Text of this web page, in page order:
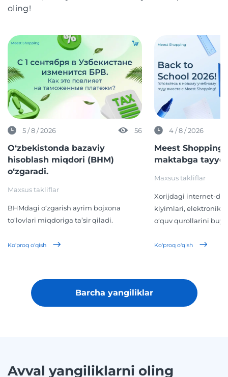
oling!
5 / 8 / 2026 56
O‘zbekistonda bazaviy
hisoblash miqdori (BHM)
o‘zgaradi.
Maxsus takliflar
BHMdagi o‘zgarish ayrim bojxona
to‘lovlari miqdoriga ta’sir qiladi.
Ko'proq o'qish
4 / 8 / 2026
Meest Shopping
maktabga
Maxsus takliflar
Xorijdagi internet-
kiyimlari, elektronika,
o‘quv qurollarini
Ko'proq o'qish
Barcha yangiliklar
Avval yangiliklarni oling